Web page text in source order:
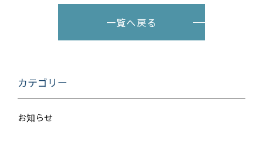
一覧へ戻る
カテゴリー
お知らせ